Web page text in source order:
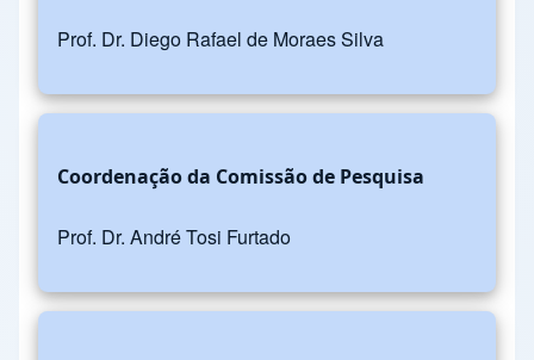
Prof. Dr. Diego Rafael de Moraes Silva
Coordenação da Comissão de Pesquisa
Prof. Dr. André Tosi Furtado